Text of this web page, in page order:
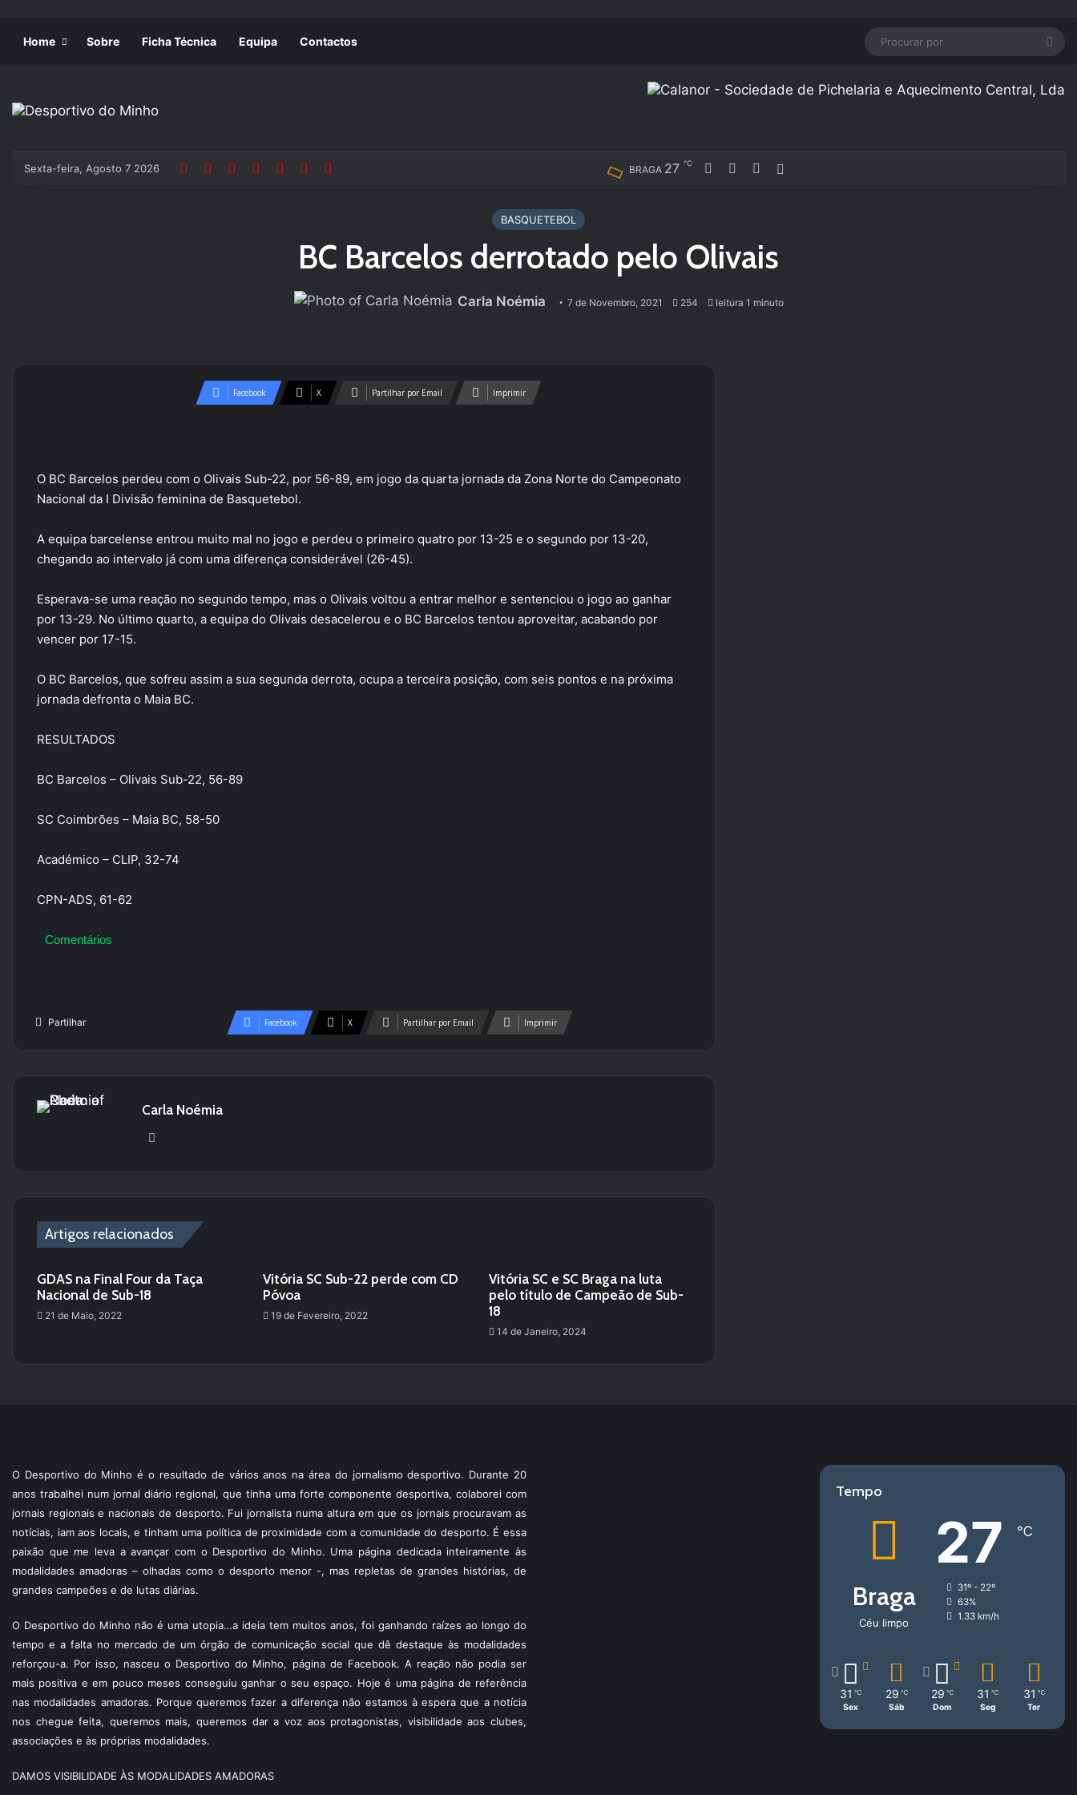
Home Sobre Ficha Técnica Equipa Contactos
Sexta-feira, Agosto 7 2026 BRAGA 27 ℃ FacebookYouTubeInstagram
BASQUETEBOL
BC Barcelos derrotado pelo Olivais
Carla Noémia 7 de Novembro, 2021 254 leitura 1 minuto
Facebook X Partilhar por Email Imprimir
O BC Barcelos perdeu com o Olivais Sub-22, por 56-89, em jogo da quarta jornada da Zona Norte do Campeonato
Nacional da I Divisão feminina de Basquetebol.
A equipa barcelense entrou muito mal no jogo e perdeu o primeiro quatro por 13-25 e o segundo por 13-20,
chegando ao intervalo já com uma diferença considerável (26-45).
Esperava-se uma reação no segundo tempo, mas o Olivais voltou a entrar melhor e sentenciou o jogo ao ganhar
por 13-29. No último quarto, a equipa do Olivais desacelerou e o BC Barcelos tentou aproveitar, acabando por
vencer por 17-15.
O BC Barcelos, que sofreu assim a sua segunda derrota, ocupa a terceira posição, com seis pontos e na próxima
jornada defronta o Maia BC.
RESULTADOS
BC Barcelos – Olivais Sub-22, 56-89
SC Coimbrões – Maia BC, 58-50
Académico – CLIP, 32-74
CPN-ADS, 61-62
Comentários
Partilhar Facebook X Partilhar por Email Imprimir
Carla Noémia
Artigos relacionados
GDAS na Final Four da Taça
Nacional de Sub-18
21 de Maio, 2022
Vitória SC Sub-22 perde com CD
Póvoa
19 de Fevereiro, 2022
Vitória SC e SC Braga na luta
pelo título de Campeão de Sub-
18
14 de Janeiro, 2024
O Desportivo do Minho é o resultado de vários anos na área do jornalismo desportivo. Durante 20
anos trabalhei num jornal diário regional, que tinha uma forte componente desportiva, colaborei com
jornais regionais e nacionais de desporto. Fui jornalista numa altura em que os jornais procuravam as
notícias, iam aos locais, e tinham uma política de proximidade com a comunidade do desporto. É essa
paixão que me leva a avançar com o Desportivo do Minho. Uma página dedicada inteiramente às
modalidades amadoras – olhadas como o desporto menor -, mas repletas de grandes histórias, de
grandes campeões e de lutas diárias.
O Desportivo do Minho não é uma utopia…a ideia tem muitos anos, foi ganhando raízes ao longo do
tempo e a falta no mercado de um órgão de comunicação social que dê destaque às modalidades
reforçou-a. Por isso, nasceu o Desportivo do Minho, página de Facebook. A reação não podia ser
mais positiva e em pouco meses conseguiu ganhar o seu espaço. Hoje é uma página de referência
nas modalidades amadoras. Porque queremos fazer a diferença não estamos à espera que a notícia
nos chegue feita, queremos mais, queremos dar a voz aos protagonistas, visibilidade aos clubes,
associações e às próprias modalidades.
DAMOS VISIBILIDADE ÀS MODALIDADES AMADORAS
Tempo
Braga
Céu limpo
27 ℃
31º - 22º
63%
1.33 km/h
31 ℃
Sex
29 ℃
Sáb
29 ℃
Dom
31 ℃
Seg
31 ℃
Ter